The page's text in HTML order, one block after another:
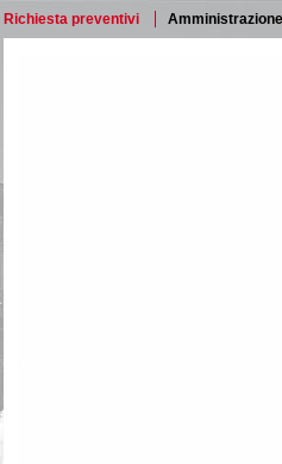
Richiesta preventivi